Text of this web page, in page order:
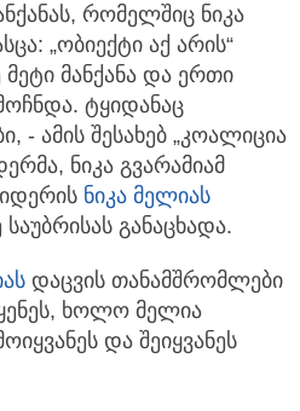
რომელშიც ნიკა
„ობიექტი აქ არის“
მეტი მანქანა და ერთი
ტყიდანაც
- ამის შესახებ „კოალიცია
ნიკა გვარამიამ
ნიკა მელიას
განაცხადა.
დაცვის თანამშრომლები
ხოლო მელია
და შეიყვანეს